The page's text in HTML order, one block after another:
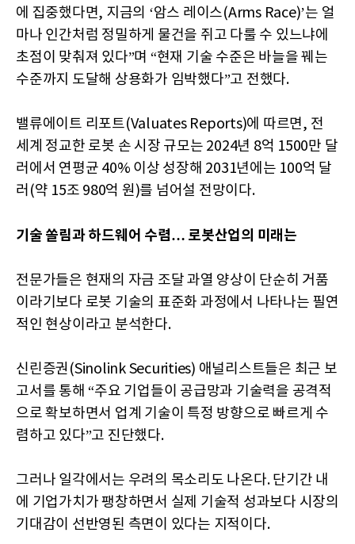
에 집중했다면, 지금의 ‘암스 레이스(Arms Race)’는 얼
마나 인간처럼 정밀하게 물건을 쥐고 다룰 수 있느냐에
초점이 맞춰져 있다”며 “현재 기술 수준은 바늘을 꿰는
수준까지 도달해 상용화가 임박했다”고 전했다.
밸류에이트 리포트(Valuates Reports)에 따르면, 전
세계 정교한 로봇 손 시장 규모는 2024년 8억 1500만 달
러에서 연평균 40% 이상 성장해 2031년에는 100억 달
러(약 15조 980억 원)를 넘어설 전망이다.
기술 쏠림과 하드웨어 수렴… 로봇산업의 미래는
전문가들은 현재의 자금 조달 과열 양상이 단순히 거품
이라기보다 로봇 기술의 표준화 과정에서 나타나는 필연
적인 현상이라고 분석한다.
신린증권(Sinolink Securities) 애널리스트들은 최근 보
고서를 통해 “주요 기업들이 공급망과 기술력을 공격적
으로 확보하면서 업계 기술이 특정 방향으로 빠르게 수
렴하고 있다”고 진단했다.
그러나 일각에서는 우려의 목소리도 나온다. 단기간 내
에 기업가치가 팽창하면서 실제 기술적 성과보다 시장의
기대감이 선반영된 측면이 있다는 지적이다.